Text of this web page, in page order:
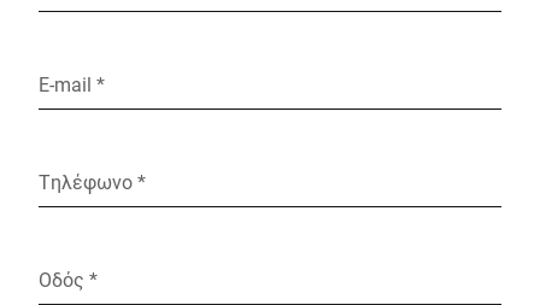
E-mail *
Τηλέφωνο *
Οδός *